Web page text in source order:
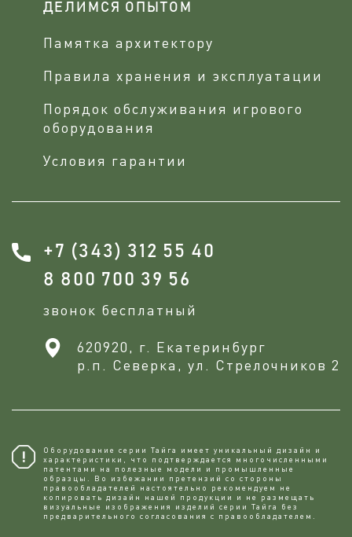
ДЕЛИМСЯ ОПЫТОМ
Памятка архитектору
Правила хранения и эксплуатации
Порядок обслуживания игрового
оборудования
Условия гарантии
+7 (343) 312 55 40
8 800 700 39 56
звонок бесплатный
620920, г. Екатеринбург
р.п. Северка, ул. Стрелочников 2
Оборудование серии Тайга имеет уникальный дизайн и
характеристики, что подтверждается многочисленными
патентами на полезные модели и промышленные
образцы. Во избежании претензий со стороны
правообладателей настоятельно рекомендуем не
копировaть дизайн нашей продукции и не размещать
визуальные изображения изделий серии Тайга без
предварительного согласования с правообладателем.